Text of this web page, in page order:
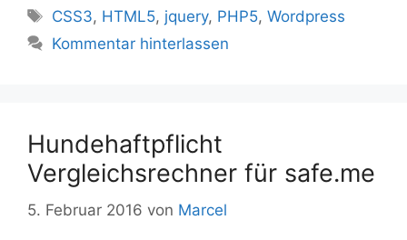
Schlagwörter
CSS3, HTML5, jquery, PHP5,Wordpress
Kommentar hinterlassen
Hundehaftpflicht
Vergleichsrechner für safe.me
5. Februar 2016 von Marcel